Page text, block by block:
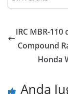
IRC MBR-
Compound
Honda
Anda